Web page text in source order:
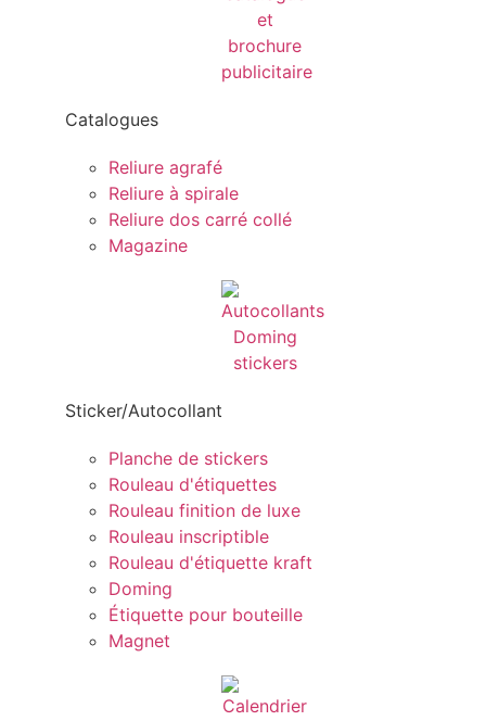
Catalogues
Reliure agrafé
Reliure à spirale
Reliure dos carré collé
Magazine
Sticker/Autocollant
Planche de stickers
Rouleau d'étiquettes
Rouleau finition de luxe
Rouleau inscriptible
Rouleau d'étiquette kraft
Doming
Étiquette pour bouteille
Magnet